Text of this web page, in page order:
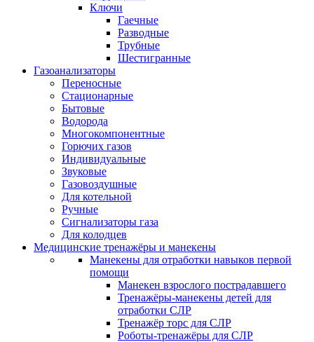
Ключи
Гаечные
Разводные
Трубные
Шестигранные
Газоанализаторы
Переносные
Стационарные
Бытовые
Водорода
Многокомпонентные
Горючих газов
Индивидуальные
Звуковые
Газовоздушные
Для котельной
Ручные
Сигнализаторы газа
Для колодцев
Медицинские тренажёры и манекены
Манекены для отработки навыков первой
помощи
Манекен взрослого пострадавшего
Тренажёры-манекены детей для
отработки СЛР
Тренажёр торс для СЛР
Роботы-тренажёры для СЛР